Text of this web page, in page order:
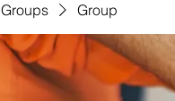
Groups Group